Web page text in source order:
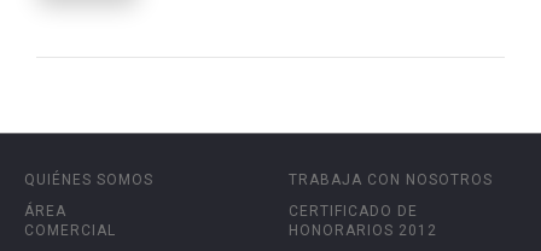
QUIÉNES SOMOS
ÁREA
COMERCIAL
TRABAJA CON NOSOTROS
CERTIFICADO DE
HONORARIOS 2012